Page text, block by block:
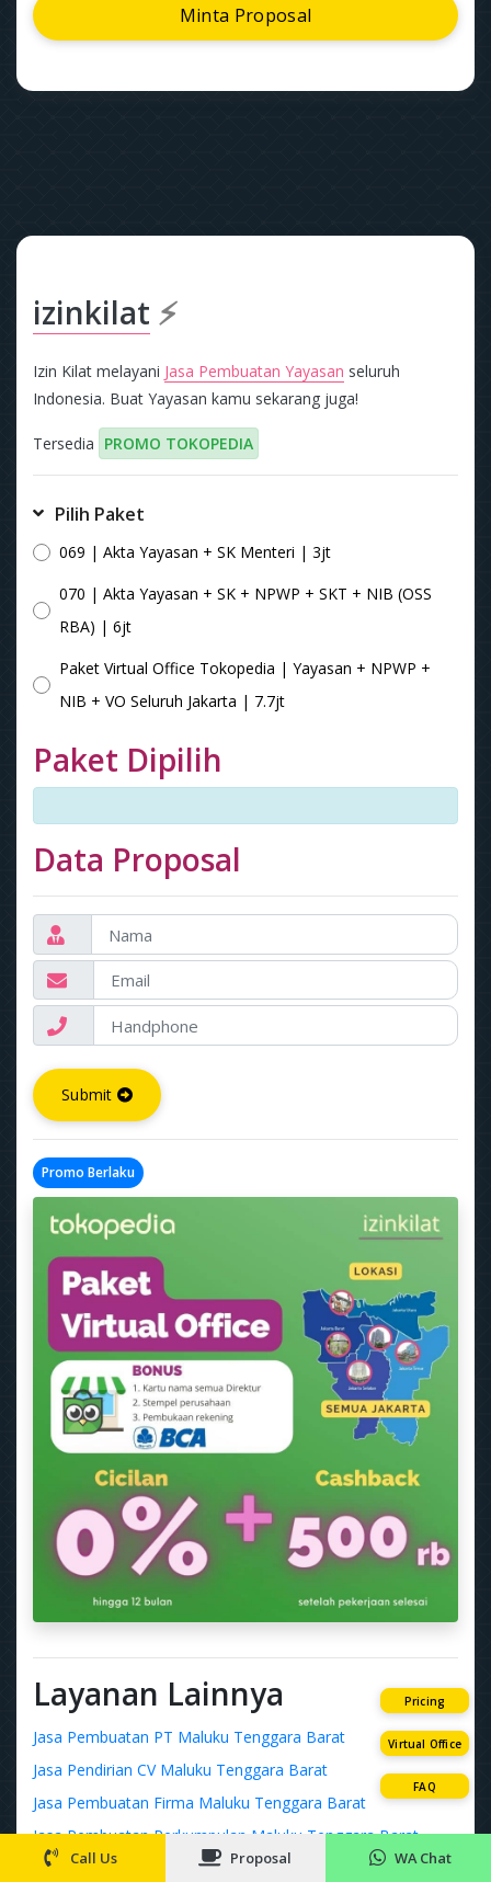
Minta Proposal
izinkilat ⚡
Izin Kilat melayani Jasa Pembuatan Yayasan seluruh
Indonesia. Buat Yayasan kamu sekarang juga!
Tersedia PROMO TOKOPEDIA
Pilih Paket
069 | Akta Yayasan + SK Menteri | 3jt
070 | Akta Yayasan + SK + NPWP + SKT + NIB (OSS
RBA) | 6jt
Paket Virtual Office Tokopedia | Yayasan + NPWP +
NIB + VO Seluruh Jakarta | 7.7jt
Paket Dipilih
Data Proposal
Submit
Promo Berlaku
Layanan Lainnya
Jasa Pembuatan PT Maluku Tenggara Barat
Jasa Pendirian CV Maluku Tenggara Barat
Jasa Pembuatan Firma Maluku Tenggara Barat
Jasa Pembuatan Perkumpulan Maluku Tenggara Barat
Jasa Pembuatan Persekutuan Perdata Maluku Tenggara
Pricing
Virtual Office
FAQ
Call Us Proposal WA Chat